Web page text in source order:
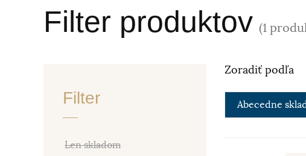
Filter produktov (1
Filter
Len skladom
Zoradiť podľa
Abecedne